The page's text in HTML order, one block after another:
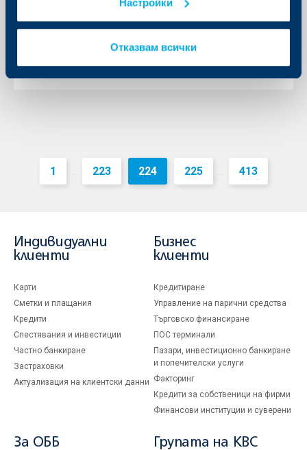
Отказвам всички
Райфайзенбанк стартира промоционална кампания
за студентски кредити в рамките на програмата на
финансиране на студентите и докторанти.
Още
1 ... 223 224 225 ... 413
Индивидуални
клиенти
Карти
Сметки и плащания
Кредити
Спестявания и инвестиции
Частно банкиране
Застраховки
Актуализация на клиентски данни
Бизнес
клиенти
Кредитиране
Управление на парични средства
Търговско финансиране
ПОС терминали
Пазари, инвестиционно банкиране
и попечителски услуги
Факторинг
Кредити за собственици на фирми
Финансови институции и суверени
За ОББ Групата на KBC